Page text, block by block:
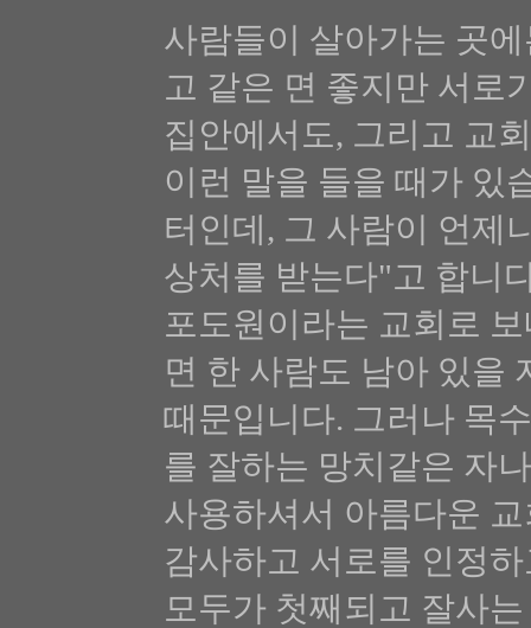
사람들이 살아가는 곳
고 같은 면 좋지만 서로
집안에서도, 그리고 교
이런 말을 들을 때가 있
터인데, 그 사람이 언제
상처를 받는다"고 합니
포도원이라는 교회로
면 한 사람도 남아 있을
때문입니다. 그러나 목
를 잘하는 망치같은 자
사용하셔서 아름다운
감사하고 서로를 인정
모두가 첫째되고 잘사